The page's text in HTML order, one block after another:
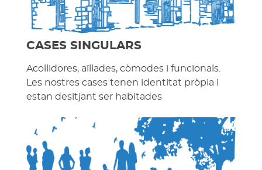
CASES SINGULARS
Acollidores, aïllades, còmodes i funcionals.
Les nostres cases tenen identitat pròpia i
estan desitjant ser habitades